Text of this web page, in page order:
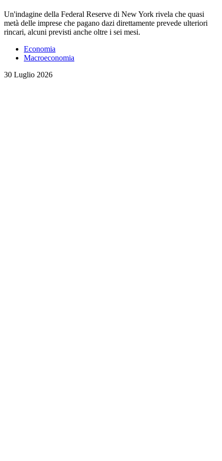
Un'indagine della Federal Reserve di New York rivela che quasi
metà delle imprese che pagano dazi direttamente prevede ulteriori
rincari, alcuni previsti anche oltre i sei mesi.
Economia
Macroeconomia
30 Luglio 2026